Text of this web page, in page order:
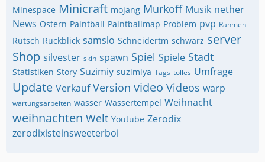
Minespace Minicraft mojang Murkoff Musik nether
News Ostern Paintball Paintballmap Problem pvp Rahmen
Rutsch Rückblick samslo Schneidertm schwarz server
Shop silvester skin spawn Spiel Spiele Stadt
Statistiken Story Suzimiy suzimiya Tags tolles Umfrage
Update Verkauf Version video Videos warp
wartungsarbeiten wasser Wassertempel Weihnacht
weihnachten Welt Youtube Zerodix
zerodixisteinsweeterboi